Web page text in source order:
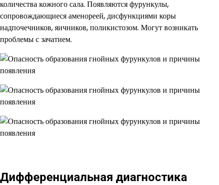
количества кожного сала. Появляются фурункулы,
сопровождающиеся аменореей, дисфункциями коры
надпочечников, яичников, поликистозом. Могут возникать
проблемы с зачатием.
Дифференциальная диагностика